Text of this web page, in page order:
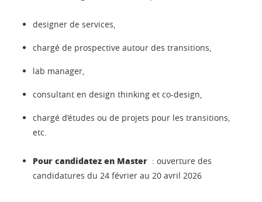
designer de services,
chargé de prospective autour des transitions,
lab manager,
consultant en design thinking et co-design,
chargé d’études ou de projets pour les transitions,
etc.
Pour candidatez en Master : ouverture des
candidatures du 24 février au 20 avril 2026